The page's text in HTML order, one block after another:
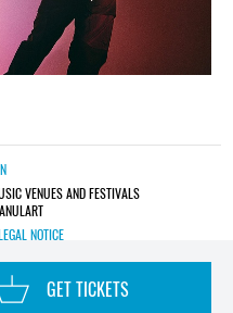
GET TICKETS
VENUES AND FESTIVALS
NOTICE